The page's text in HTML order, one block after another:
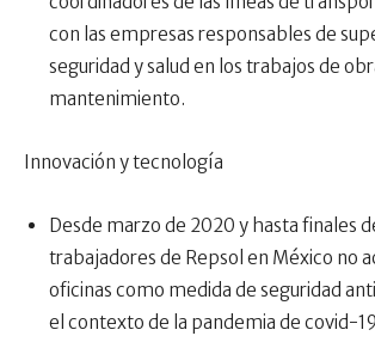
con las empresas responsables de
seguridad y salud en los trabajos de
mantenimiento.
Innovación y tecnología
Desde marzo de 2020 y hasta finales
trabajadores de Repsol en México no
oficinas como medida de seguridad
el contexto de la pandemia de covid-